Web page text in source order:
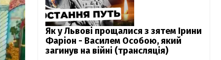
Як у Львові прощалися з зятем Ірини
Фаріон - Василем Особою, який
загинув на війні (трансляція)